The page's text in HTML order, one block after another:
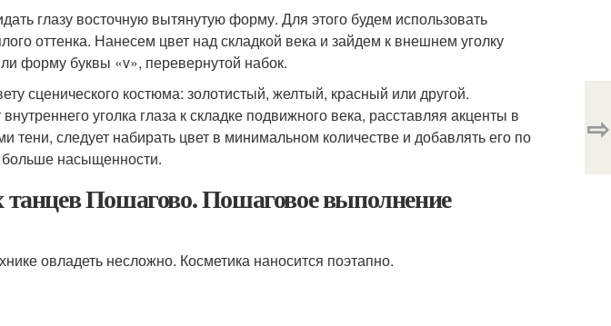
глазу восточную вытянутую форму. Для этого будем использовать
оттенка. Нанесем цвет над складкой века и зайдем к внешнем уголку
форму буквы «v», перевернутой набок.
сценического костюма: золотистый, желтый, красный или другой.
уголка глаза к складке подвижного века, расставляя акценты в
тени, следует набирать цвет в минимальном количестве и добавлять его по
насыщенности.
Пошагово. Пошаговое выполнение
овладеть несложно. Косметика наносится поэтапно.
⇨